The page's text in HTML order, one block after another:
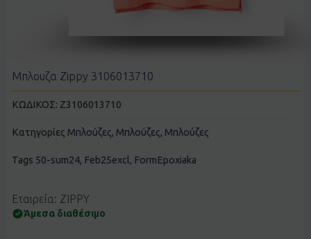
Μπλουζα Zippy 3106013710
ΚΩΔΙΚΟΣ: Z3106013710
Κατηγορίες Μπλούζες, Μπλούζες, Μπλούζες
Tags 50-sum24, Feb25excl, FormEpoxiaka
Εταιρεία: ZIPPY
Άμεσα διαθέσιμο